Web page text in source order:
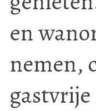
en
nemen,